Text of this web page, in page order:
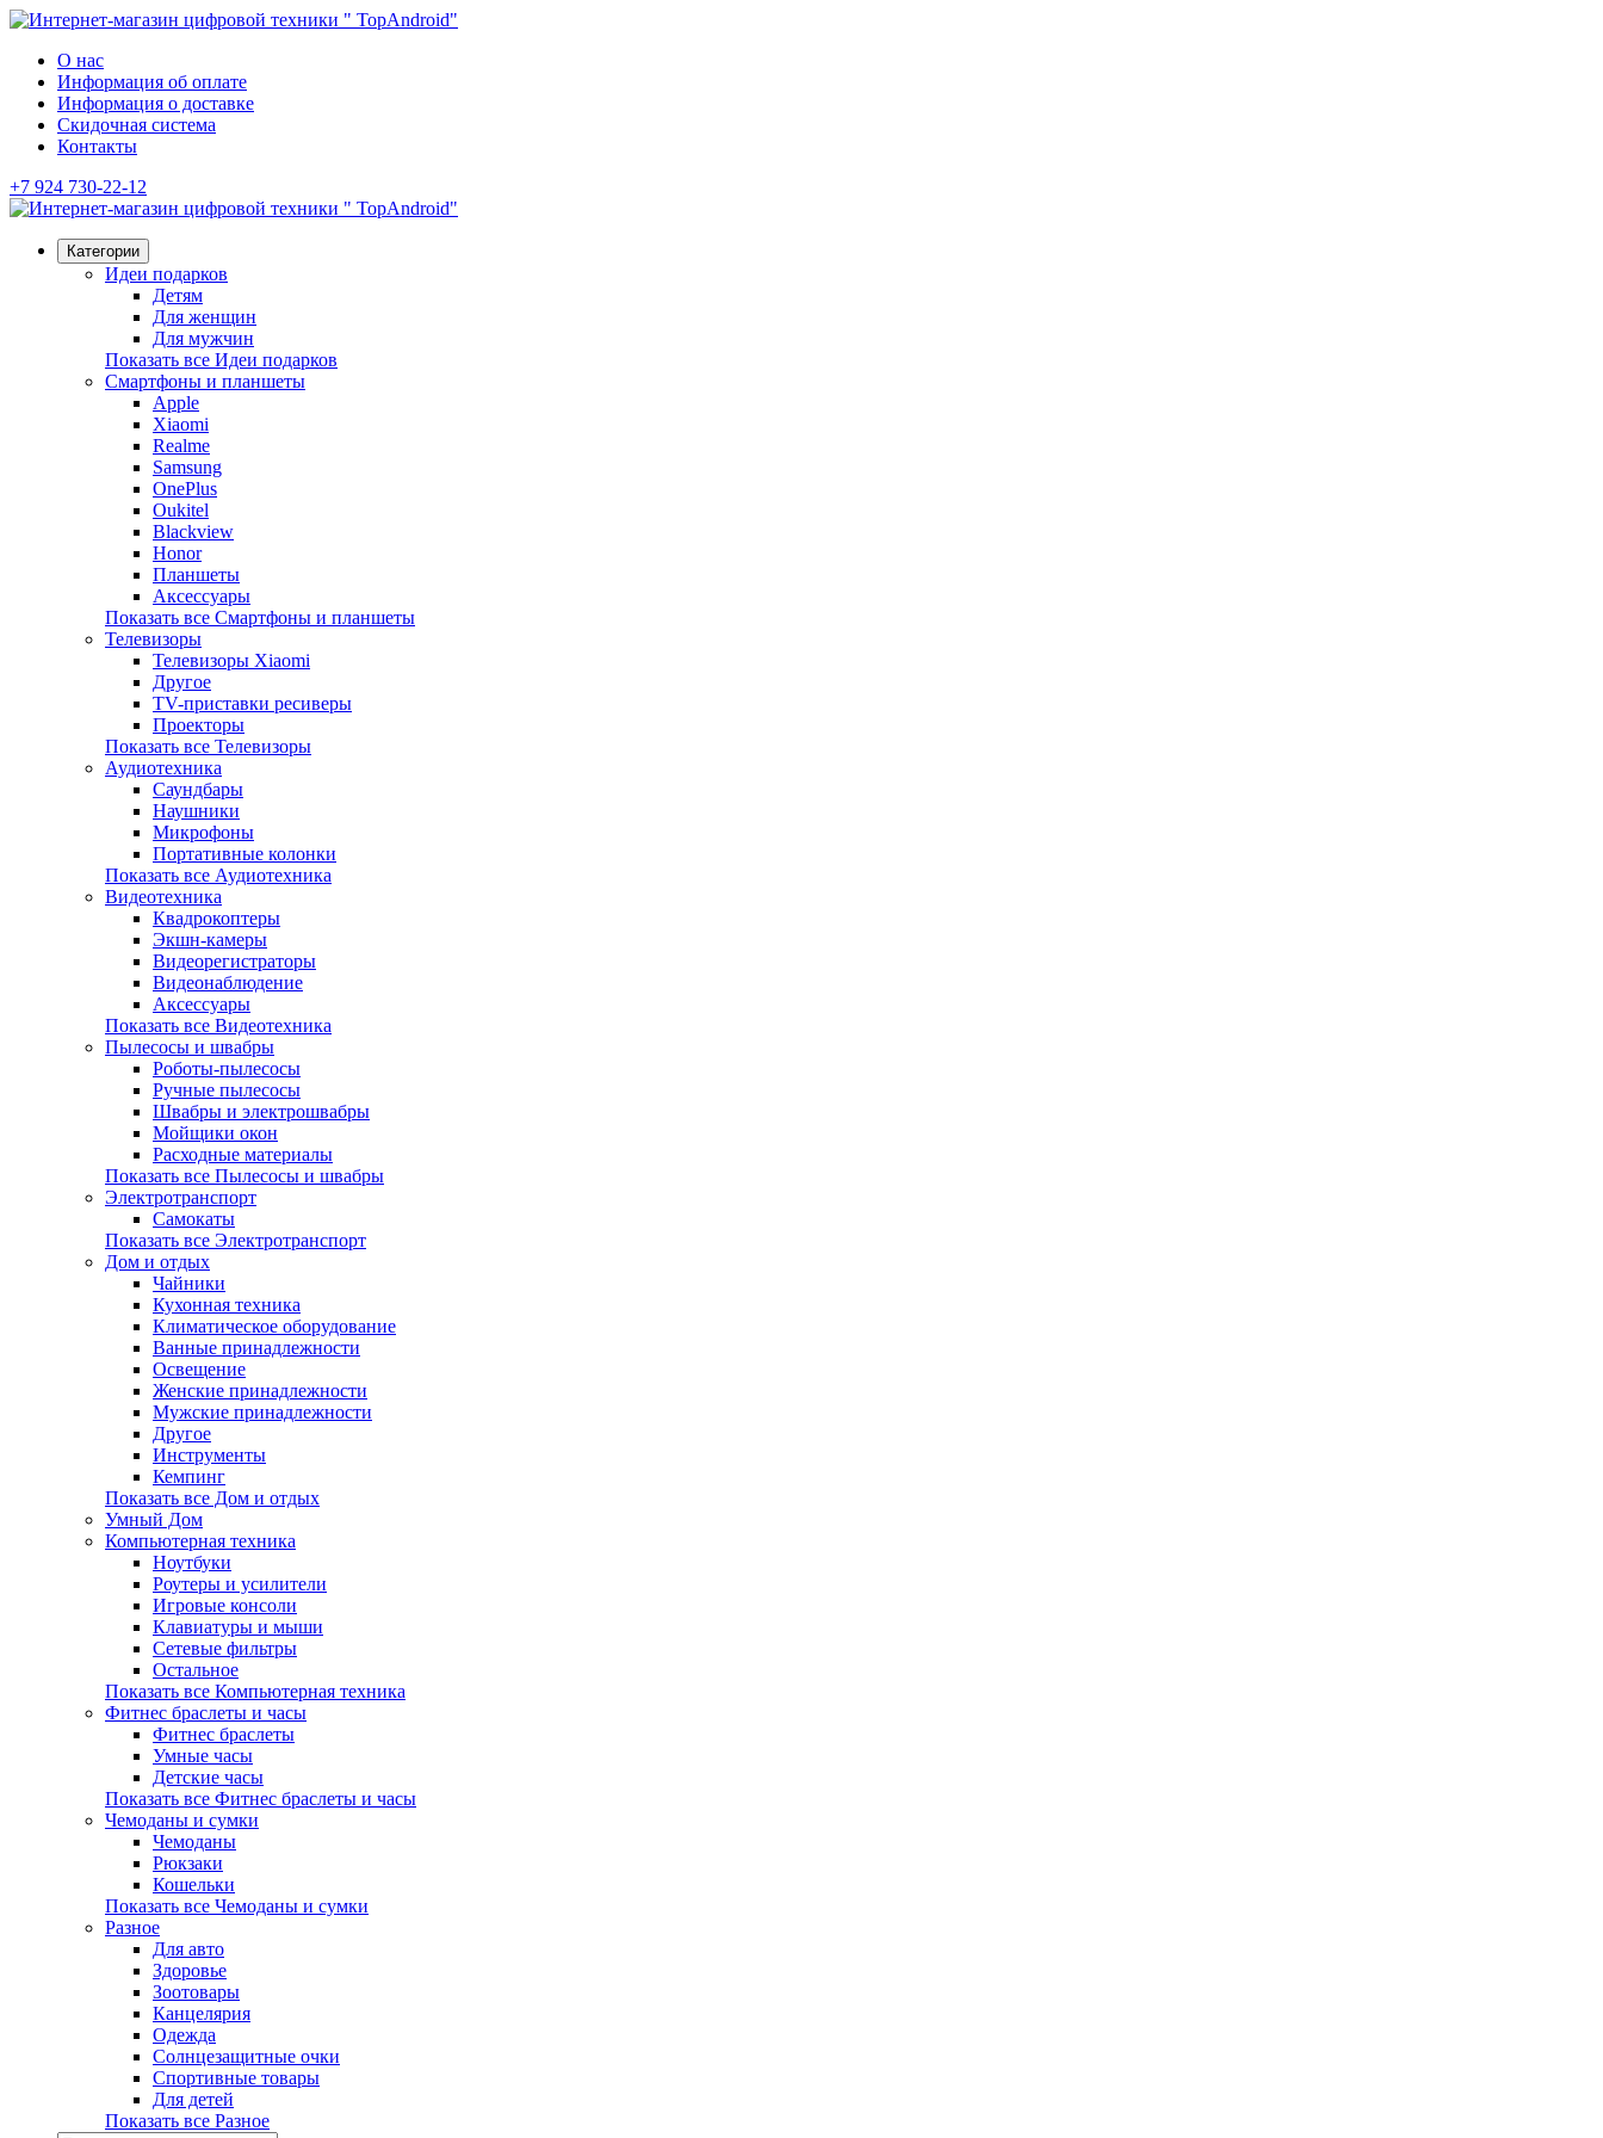
О нас
Информация об оплате
Информация о доставке
Скидочная система
Контакты
+7 924 730-22-12
Категории
Идеи подарков
Детям
Для женщин
Для мужчин
Показать все Идеи подарков
Смартфоны и планшеты
Apple
Xiaomi
Realme
Samsung
OnePlus
Oukitel
Blackview
Honor
Планшеты
Аксессуары
Показать все Смартфоны и планшеты
Телевизоры
Телевизоры Xiaomi
Другое
TV-приставки ресиверы
Проекторы
Показать все Телевизоры
Аудиотехника
Саундбары
Наушники
Микрофоны
Портативные колонки
Показать все Аудиотехника
Видеотехника
Квадрокоптеры
Экшн-камеры
Видеорегистраторы
Видеонаблюдение
Аксессуары
Показать все Видеотехника
Пылесосы и швабры
Роботы-пылесосы
Ручные пылесосы
Швабры и электрошвабры
Мойщики окон
Расходные материалы
Показать все Пылесосы и швабры
Электротранспорт
Самокаты
Показать все Электротранспорт
Дом и отдых
Чайники
Кухонная техника
Климатическое оборудование
Ванные принадлежности
Освещение
Женские принадлежности
Мужские принадлежности
Другое
Инструменты
Кемпинг
Показать все Дом и отдых
Умный Дом
Компьютерная техника
Ноутбуки
Роутеры и усилители
Игровые консоли
Клавиатуры и мыши
Сетевые фильтры
Остальное
Показать все Компьютерная техника
Фитнес браслеты и часы
Фитнес браслеты
Умные часы
Детские часы
Показать все Фитнес браслеты и часы
Чемоданы и сумки
Чемоданы
Рюкзаки
Кошельки
Показать все Чемоданы и сумки
Разное
Для авто
Здоровье
Зоотовары
Канцелярия
Одежда
Солнцезащитные очки
Спортивные товары
Для детей
Показать все Разное